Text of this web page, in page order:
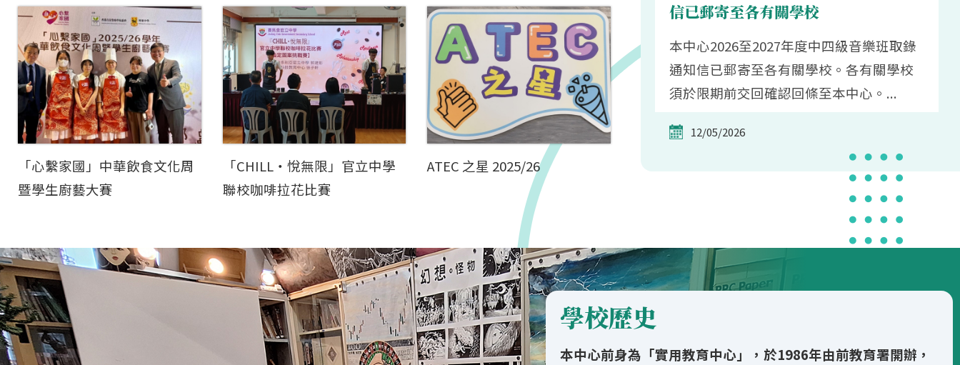
「心繫家國」中華飲食文化周
暨學生廚藝大賽
「CHILL‧悅無限」官立中學
聯校咖啡拉花比賽
ATEC 之星 2025/26
信已郵寄至各有關學校
本中心2026至2027年度中四級音樂班取錄
通知信已郵寄至各有關學校。各有關學校
須於限期前交回確認回條至本中心。...
12/05/2026
2026年聯校音樂比賽將於2026年7月7日(週
二)下午舉行，現已公開接受報名。報名
表、比賽規則及詳情請參閱...
13/04/2026
名
學校歷史
本中心前身為「實用教育中心」，於1986年由前教育署開辦，